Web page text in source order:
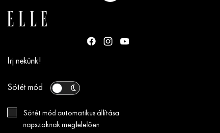
Írj nekünk!
Sötét mód
Sötét mód automatikus állítása
napszaknak megfelelően